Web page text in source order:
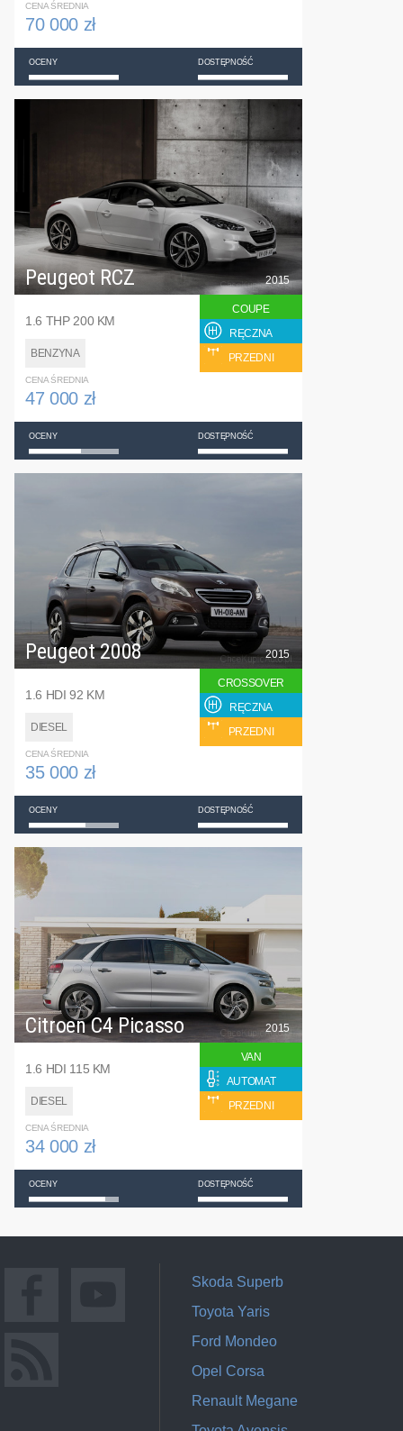
CENA ŚREDNIA
70 000 zł
OCENY DOSTĘPNOŚĆ
Peugeot RCZ
1.6 THP 200 KM
BENZYNA
2015
COUPE
RĘCZNA
PRZEDNI
CENA ŚREDNIA
47 000 zł
OCENY DOSTĘPNOŚĆ
Peugeot 2008
1.6 HDI 92 KM
DIESEL
2015
CROSSOVER
RĘCZNA
PRZEDNI
CENA ŚREDNIA
35 000 zł
OCENY DOSTĘPNOŚĆ
Citroen C4 Picasso
1.6 HDI 115 KM
DIESEL
2015
VAN
AUTOMAT
PRZEDNI
CENA ŚREDNIA
34 000 zł
OCENY DOSTĘPNOŚĆ
Skoda Superb
Toyota Yaris
Ford Mondeo
Opel Corsa
Renault Megane